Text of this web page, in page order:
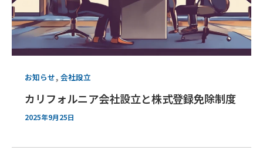
お知らせ, 会社設立
カリフォルニア会社設立と株式登録免除制度
2025年9月25日